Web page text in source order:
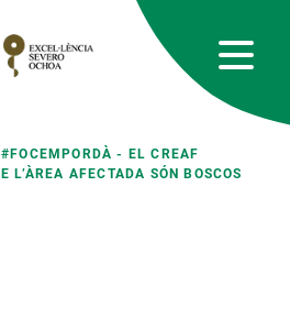
#FOCEMPORDÀ - EL CREAF
L’ÀREA AFECTADA SÓN BOSCOS